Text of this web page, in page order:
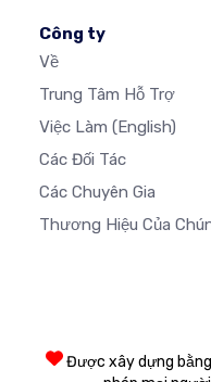
Công ty
Về
Trung Tâm Hỗ Trợ
Việc Làm (English)
Các Đối Tác
Các Chuyên Gia
Thương Hiệu Của
Được xây dựng